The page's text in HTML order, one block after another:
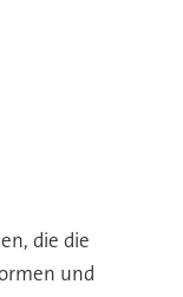
die die
und